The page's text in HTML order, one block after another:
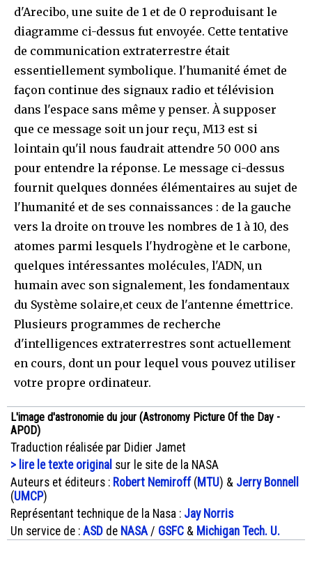
d'Arecibo, une suite de 1 et de 0 reproduisant le
diagramme ci-dessus fut envoyée. Cette tentative
de communication extraterrestre était
essentiellement symbolique. l'humanité émet de
façon continue des signaux radio et télévision
dans l'espace sans même y penser. À supposer
que ce message soit un jour reçu, M13 est si
lointain qu'il nous faudrait attendre 50 000 ans
pour entendre la réponse. Le message ci-dessus
fournit quelques données élémentaires au sujet de
l'humanité et de ses connaissances : de la gauche
vers la droite on trouve les nombres de 1 à 10, des
atomes parmi lesquels l'hydrogène et le carbone,
quelques intéressantes molécules, l'ADN, un
humain avec son signalement, les fondamentaux
du Système solaire,et ceux de l'antenne émettrice.
Plusieurs programmes de recherche
d'intelligences extraterrestres sont actuellement
en cours, dont un pour lequel vous pouvez utiliser
votre propre ordinateur.
L'image d'astronomie du jour (Astronomy Picture Of the Day -
APOD)
Traduction réalisée par Didier Jamet
> lire le texte original sur le site de la NASA
Auteurs et éditeurs : Robert Nemiroff(MTU) & Jerry Bonnell
(UMCP)
Représentant technique de la Nasa : Jay Norris
Un service de : ASD de NASA / GSFC & Michigan Tech. U.